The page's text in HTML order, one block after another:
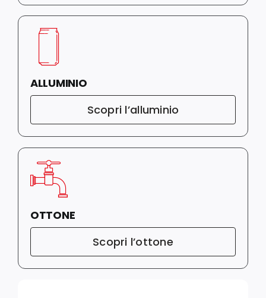
ALLUMINIO
Scopri l’alluminio
OTTONE
Scopri l’ottone